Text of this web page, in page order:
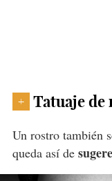
+ Tatuaje de
Un rostro también
queda así de